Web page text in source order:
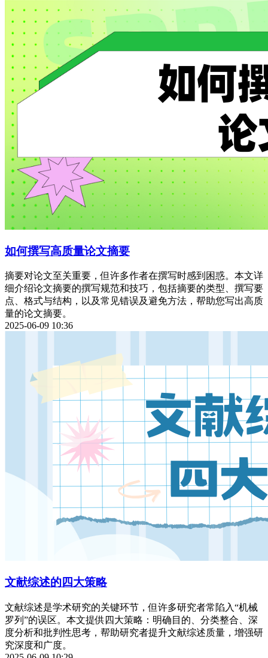
如何撰写高质量论文摘要
摘要对论文至关重要，但许多作者在撰写时感到困惑。本文详
细介绍论文摘要的撰写规范和技巧，包括摘要的类型、撰写要
点、格式与结构，以及常见错误及避免方法，帮助您写出高质
量的论文摘要。
2025-06-09 10:36
文献综述的四大策略
文献综述是学术研究的关键环节，但许多研究者常陷入“机械
罗列”的误区。本文提供四大策略：明确目的、分类整合、深
度分析和批判性思考，帮助研究者提升文献综述质量，增强研
究深度和广度。